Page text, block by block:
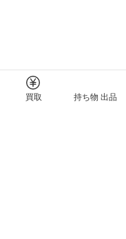
買取 持ち物 出品